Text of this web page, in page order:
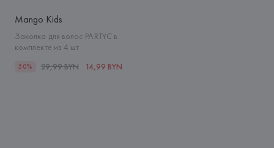
Mango Kids
Заколка для волос PARTYC в
комплекте из 4 шт
50% 29,99 BYN 14,99 BYN